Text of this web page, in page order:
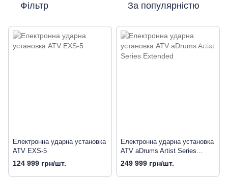
Фільтр За популярністю
Електронна ударна установка
ATV EXS-5
124 999 грн/шт.
Електронна ударна установка
ATV aDrums Artist Series
Extended
249 999 грн/шт.